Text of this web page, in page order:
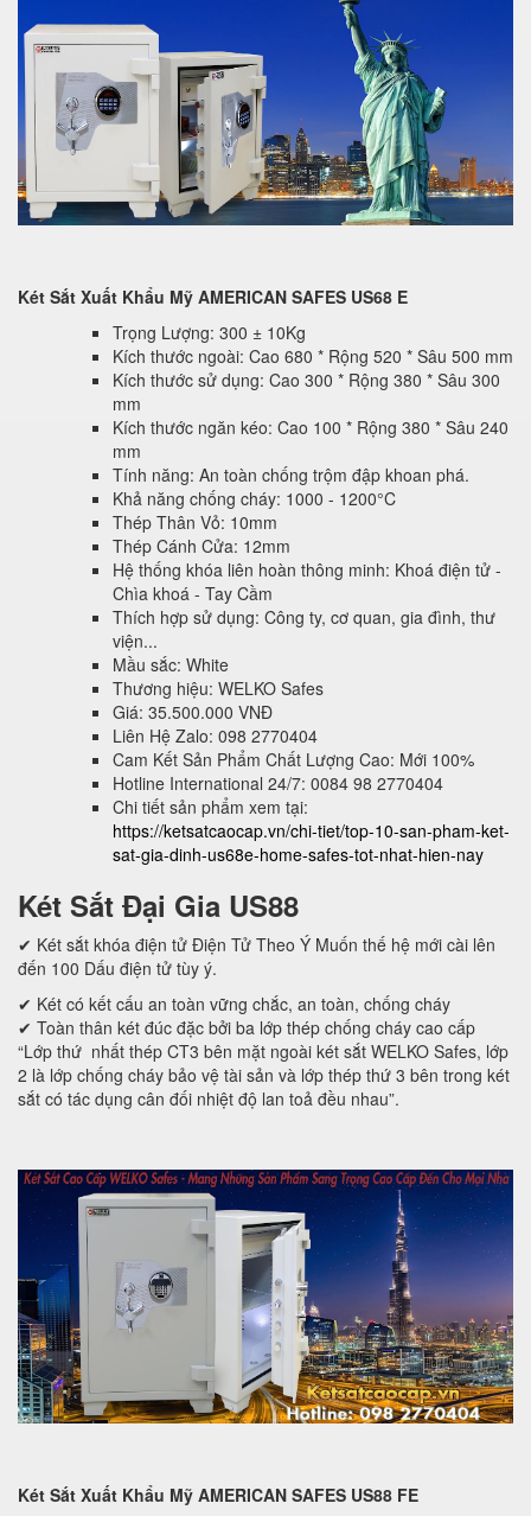
Két Sắt Xuất Khẩu Mỹ AMERICAN SAFES US68 E
Trọng Lượng: 300 ± 10Kg
Kích thước ngoài: Cao 680 * Rộng 520 * Sâu 500 mm
Kích thước sử dụng: Cao 300 * Rộng 380 * Sâu 300
mm
Kích thước ngăn kéo: Cao 100 * Rộng 380 * Sâu 240
mm
Tính năng: An toàn chống trộm đập khoan phá.
Khả năng chống cháy: 1000 - 1200°C
Thép Thân Vỏ: 10mm
Thép Cánh Cửa: 12mm
Hệ thống khóa liên hoàn thông minh: Khoá điện tử -
Chìa khoá - Tay Cầm
Thích hợp sử dụng: Công ty, cơ quan, gia đình, thư
viện...
Mầu sắc: White
Thương hiệu: WELKO Safes
Giá: 35.500.000 VNĐ
Liên Hệ Zalo: 098 2770404
Cam Kết Sản Phẩm Chất Lượng Cao: Mới 100%
Hotline International 24/7: 0084 98 2770404
Chi tiết sản phẩm xem tại:
https://ketsatcaocap.vn/chi-tiet/top-10-san-pham-ket-
sat-gia-dinh-us68e-home-safes-tot-nhat-hien-nay
Két Sắt Đại Gia US88
✔ Két sắt khóa điện tử Điện Tử Theo Ý Muốn thế hệ mới cài lên
đến 100 Dấu điện tử tùy ý.
✔ Két có kết cấu an toàn vững chắc, an toàn, chống cháy
✔ Toàn thân két đúc đặc bởi ba lớp thép chống cháy cao cấp
“Lớp thứ nhất thép CT3 bên mặt ngoài két sắt WELKO Safes, lớp
2 là lớp chống cháy bảo vệ tài sản và lớp thép thứ 3 bên trong két
sắt có tác dụng cân đối nhiệt độ lan toả đều nhau”.
Két Sắt Xuất Khẩu Mỹ AMERICAN SAFES US88 FE